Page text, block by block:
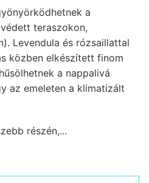
a
teraszokon,
Levendula és rózsaillattal
közben elkészített finom
a nappalivá
az emeleten a klimatizált
részén,...